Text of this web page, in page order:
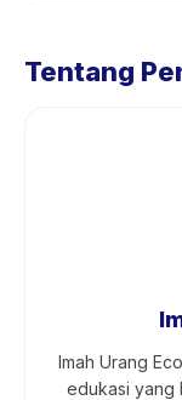
Tentang
Imah Urang
edukasi yang